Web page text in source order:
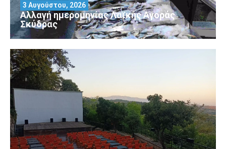
Αλλαγή ημερομηνίας Λαϊκής Αγοράς
Σκύδρας
3 Αυγούστου, 2026